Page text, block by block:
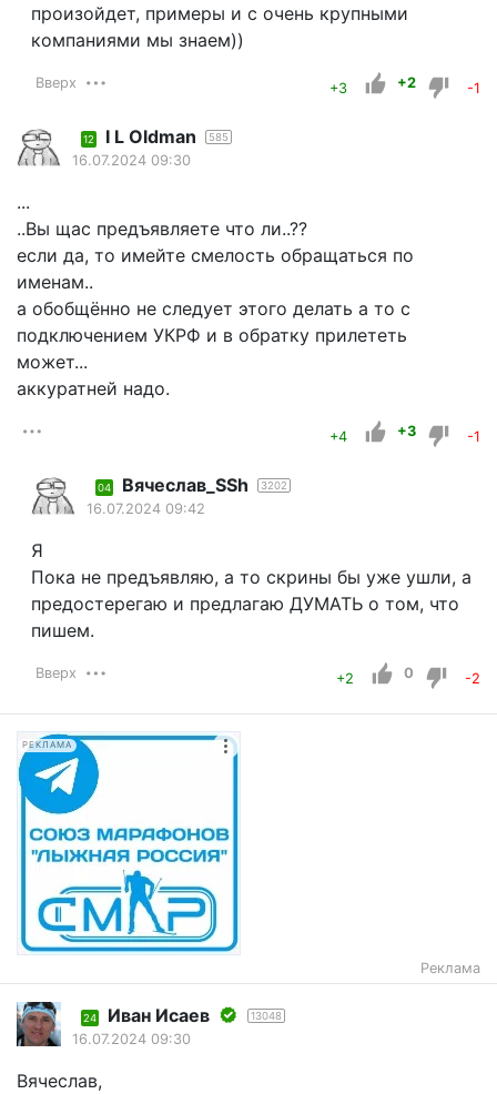
произойдет, примеры и с очень крупными
компаниями мы знаем))
Вверх +3 +2 -1
12 I L Oldman 585
16.07.2024 09:30
...
..Вы щас предъявляете что ли..??
если да, то имейте смелость обращаться по
именам..
а обобщённо не следует этого делать а то с
подключением УКРФ и в обратку прилететь
может...
аккуратней надо.
+4 +3 -1
04 Вячеслав_SSh 3202
16.07.2024 09:42
Я
Пока не предъявляю, а то скрины бы уже ушли, а
предостерегаю и предлагаю ДУМАТЬ о том, что
пишем.
Вверх +2 0 -2
РЕКЛАМА
Реклама
24 Иван Исаев 13048
16.07.2024 09:30
Вячеслав,